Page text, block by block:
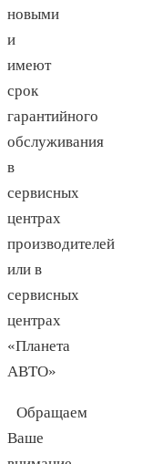
новыми
и
имеют
срок
гарантийного
обслуживания
в
сервисных
центрах
производителей
или в
сервисных
центрах
«Планета
АВТО»
Обращаем
Ваше